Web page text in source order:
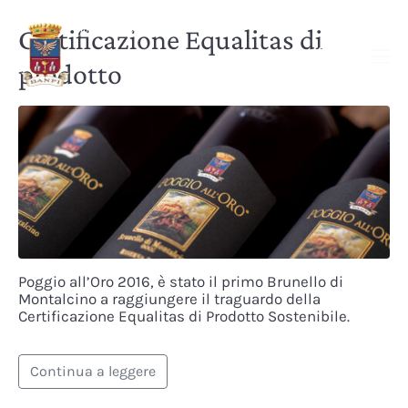
Certificazione Equalitas di
prodotto
Poggio all’Oro 2016, è stato il primo Brunello di
Montalcino a raggiungere il traguardo della
Certificazione Equalitas di Prodotto Sostenibile.
Continua a leggere